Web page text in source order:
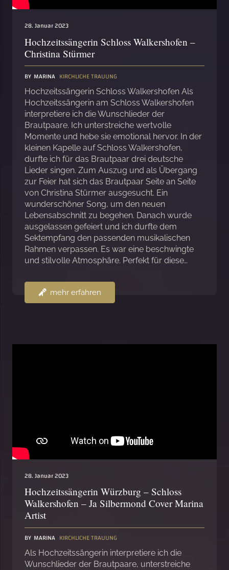
28. Januar 2023
Hochzeitssängerin Schloss Walkershofen –
Christina Stürmer
BY MARINA KIRCHLICHE TRAUUNG
Hochzeitssängerin Schloss Walkershofen Als
Hochzeitssängerin am Schloss Walkershofen
interpretiere ich die Wunschlieder der
Brautpaare. Ich unterstreiche wertvolle
Momente und hebe sie emotional hervor. In der
kleinen Kapelle auf Schloss Walkershofen,
durfte ich für das Brautpaar drei deutsche
Lieder singen. Zum Auszug und als Übergang
zur Feier hat sich das Brautpaar Seite an Seite
von Christina Stürmer ausgesucht. Ein
wunderschöner Song, um den neuen
Lebensabschnitt zu begehen. Danach wurde
ausgelassen gefeiert und ich durfte dem
Sektempfang den passenden musikalischen
Rahmen verpassen. Es war eine beschwingte
und stilvolle Atmosphäre. Perfekt für diese…
mehr erfahren
28. Januar 2023
Hochzeitssängerin Würzburg – Schloss
Walkershofen – Ja Silbermond Cover Marina
Artist
BY MARINA KIRCHLICHE TRAUUNG
Als Hochzeitssängerin interpretiere ich die
Wunschlieder der Brautpaare, unterstreiche